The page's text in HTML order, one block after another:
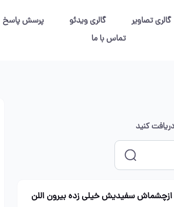
گالری تصاویر گالری ویدئو پرسش پاسخ
تماس با ما
کنید
سفیدیش خیلی زده بیرون اللن